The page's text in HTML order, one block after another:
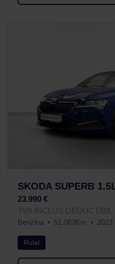
SKODA SUPERB
23.990 €
TVA INCLUS DEDUCTIBIL
Benzina
51.063Km 2023
Rulat